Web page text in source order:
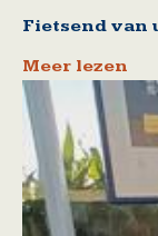
Fietsend van
Meer lezen